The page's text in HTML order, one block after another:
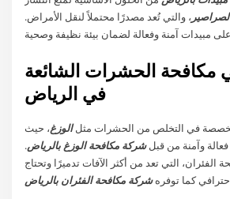
، والتي تُعد مصدرًا محتملاً لنقل الأمراض.
الحشرات الشائعة
في الرياض
في التخلص من الحشرات مثلالوزغ، حيث
وآمنة من قبلشركة مكافحة الوزغ بالرياض.
الفئران، التي تعد من أكثر الآفات تدميرًا وتحتاج
كما توفرهشركة مكافحة الفئران بالرياض